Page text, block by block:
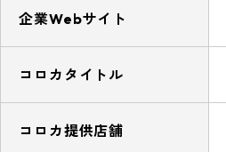
企業Webサイト
コロカタイトル
コロカ提供店舗